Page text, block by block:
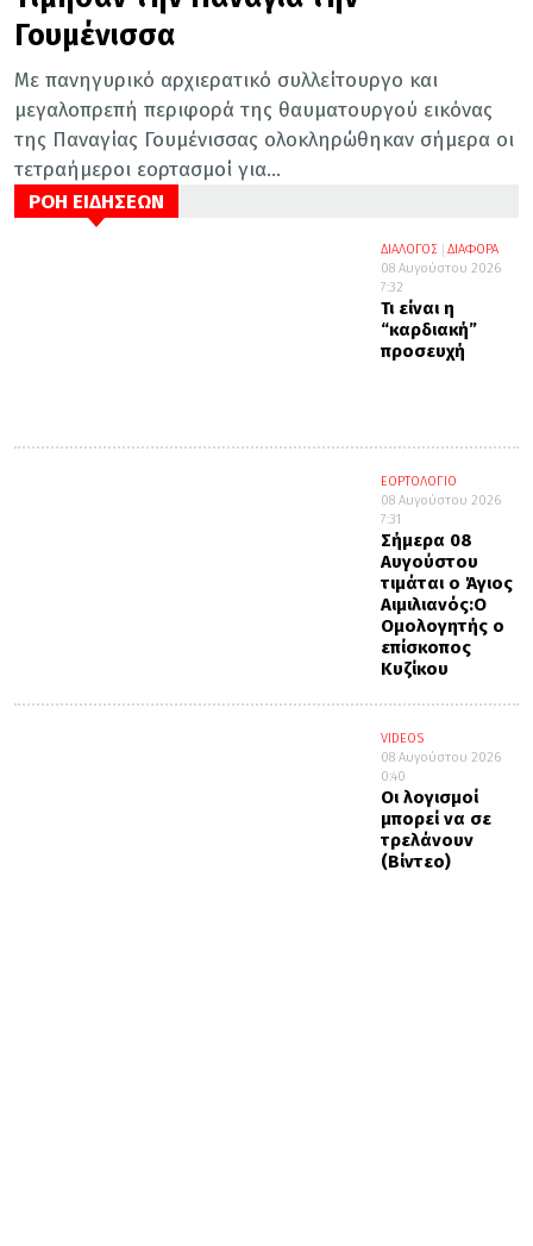
Γουμένισσα
Με πανηγυρικό αρχιερατικό συλλείτουργο και
μεγαλοπρεπή περιφορά της θαυματουργού εικόνας
της Παναγίας Γουμένισσας ολοκληρώθηκαν σήμερα οι
τετραήμεροι εορτασμοί για...
ΡΟΗ ΕΙΔΗΣΕΩΝ
ΔΙΑΛΟΓΟΣ
ΔΙΑΦΟΡΑ
08 Αυγούστου 2026
7:32
Τι είναι η
“καρδιακή”
προσευχή
ΕΟΡΤΟΛΟΓΙΟ
08 Αυγούστου 2026
7:31
Σήμερα 08
Αυγούστου
τιμάται ο Άγιος
Αιμιλιανός:Ο
Ομολογητής ο
επίσκοπος
Κυζίκου
VIDEOS
08 Αυγούστου 2026
0:40
Οι λογισμοί
μπορεί να σε
τρελάνουν
(Βίντεο)